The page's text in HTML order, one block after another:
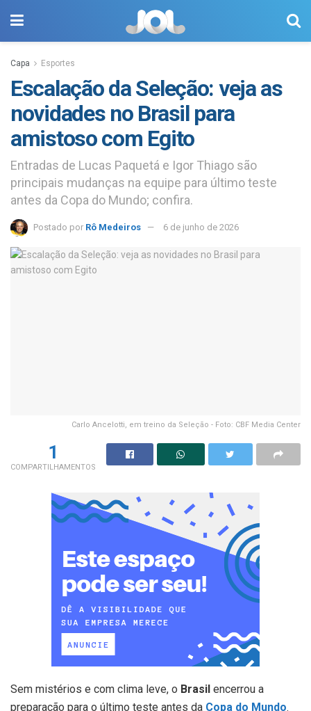
Capa Esportes
Escalação da Seleção: veja as
novidades no Brasil para
amistoso com Egito
Entradas de Lucas Paquetá e Igor Thiago são
principais mudanças na equipe para último teste
antes da Copa do Mundo; confira.
Postado por Rô Medeiros 6 de junho de 2026
Carlo Ancelotti, em treino da Seleção - Foto: CBF Media Center
1
COMPARTILHAMENTOS
Sem mistérios e com clima leve, o Brasil encerrou a
preparação para o último teste antes da Copa do Mundo.